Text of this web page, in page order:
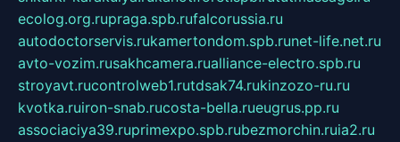
ecolog.org.rupraga.spb.rufalcorussia.ru
autodoctorservis.rukamertondom.spb.runet-life.net.ru
avto-vozim.rusakhcamera.rualliance-electro.spb.ru
stroyavt.rucontrolweb1.rutdsak74.rukinzozo-ru.ru
kvotka.ruiron-snab.rucosta-bella.rueugrus.pp.ru
associaciya39.ruprimexpo.spb.rubezmorchin.ruia2.ru